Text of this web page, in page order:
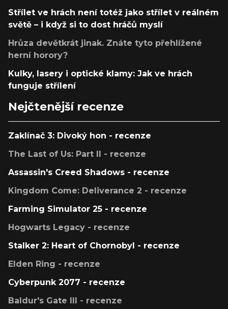
Střílet ve hrách není totéž jako střílet v reálném
světě – i když si to dost hráčů myslí
Hrůza devětkrát jinak. Znáte tyto přehlížené
herní horory?
Kulky, lasery i optické klamy: Jak ve hrách
funguje střílení
Nejčtenější recenze
Zaklínač 3: Divoký hon - recenze
The Last of Us: Part II - recenze
Assassin's Creed Shadows - recenze
Kingdom Come: Deliverance 2 - recenze
Farming Simulator 25 - recenze
Hogwarts Legacy - recenze
Stalker 2: Heart of Chornobyl - recenze
Elden Ring - recenze
Cyberpunk 2077 - recenze
Baldur's Gate III - recenze